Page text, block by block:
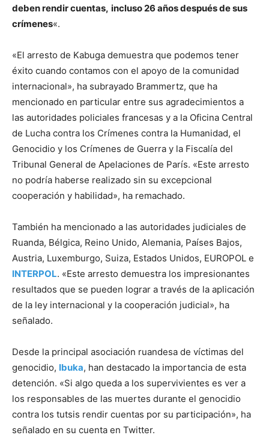
deben rendir cuentas, incluso 26 años después de sus
crímenes«.
«El arresto de Kabuga demuestra que podemos tener
éxito cuando contamos con el apoyo de la comunidad
internacional», ha subrayado Brammertz, que ha
mencionado en particular entre sus agradecimientos a
las autoridades policiales francesas y a la Oficina Central
de Lucha contra los Crímenes contra la Humanidad, el
Genocidio y los Crímenes de Guerra y la Fiscalía del
Tribunal General de Apelaciones de París. «Este arresto
no podría haberse realizado sin su excepcional
cooperación y habilidad», ha remachado.
También ha mencionado a las autoridades judiciales de
Ruanda, Bélgica, Reino Unido, Alemania, Países Bajos,
Austria, Luxemburgo, Suiza, Estados Unidos, EUROPOL e
INTERPOL. «Este arresto demuestra los impresionantes
resultados que se pueden lograr a través de la aplicación
de la ley internacional y la cooperación judicial», ha
señalado.
Desde la principal asociación ruandesa de víctimas del
genocidio, Ibuka, han destacado la importancia de esta
detención. «Si algo queda a los supervivientes es ver a
los responsables de las muertes durante el genocidio
contra los tutsis rendir cuentas por su participación», ha
señalado en su cuenta en Twitter.